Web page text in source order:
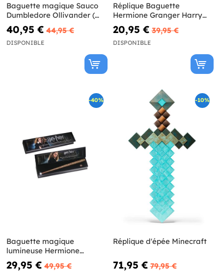
Baguette magique Sauco
Dumbledore Ollivander (
Réplique Officielle) - Harry
Potter
40,95 € 44,95 €
DISPONIBLE
Réplique Baguette
Hermione Granger Harry
Potter et les Reliques de la
Mort
20,95 € 39,95 €
DISPONIBLE
-40%
Baguette magique
lumineuse Hermione
Granger Harry Potter
29,95 € 49,95 €
-10%
Réplique d'épée Minecraft
71,95 € 79,95 €